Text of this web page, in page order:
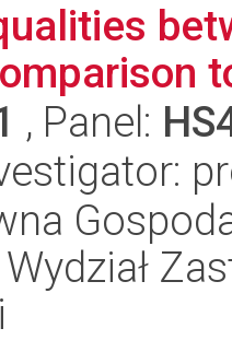
, Panel: